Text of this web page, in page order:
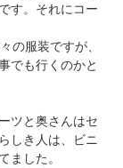
す。それにコー
の服装ですが、
でも行くのかと
ツと奥さんはセ
しき人は、ビニ
ました。